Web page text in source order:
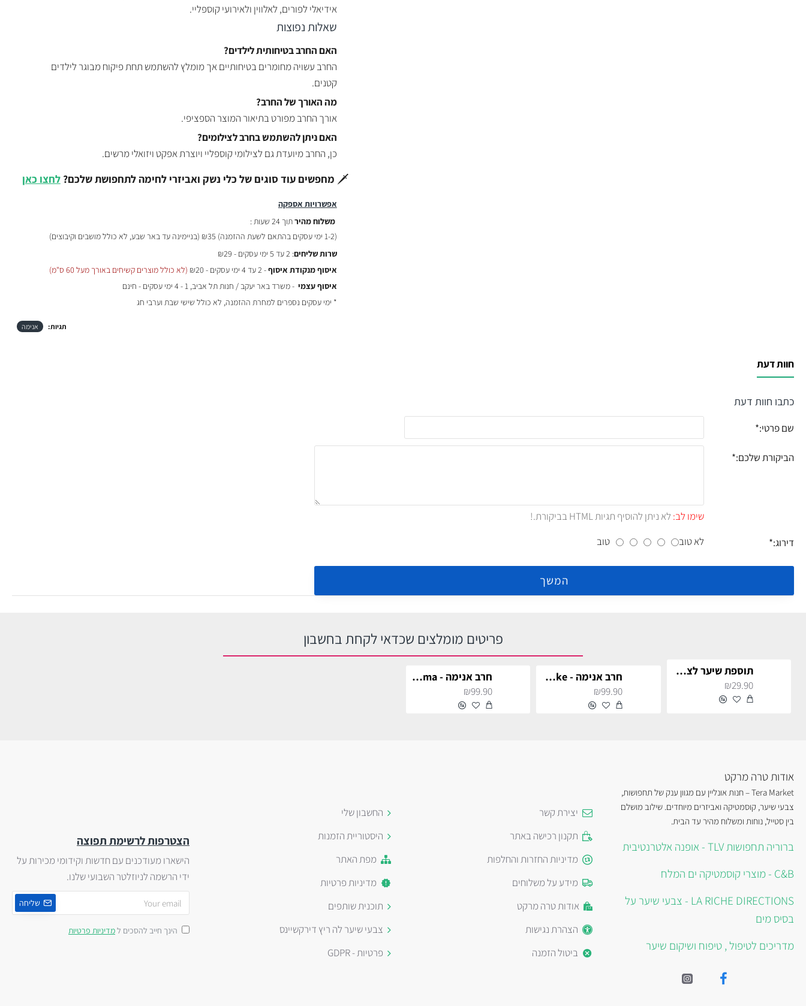
אפשרויות אספקה
משלוח מהירתוך 24 שעות :
(1-2 ימי עסקים בהתאם לשעת ההזמנה)
₪35 (בניימינה עד באר שבע, לא כולל מושבים וקיבוצים)
שרות שליחים: 2 עד 5 ימי עסקים - ₪29
איסוף מנקודת איסוף- 2 עד 4 ימי עסקים - ₪20
(לא כולל מוצרים קשיחים באורך מעל 60 ס"מ)
איסוף עצמי - משרד באר יעקב / חנות תל אביב, 1 - 4 ימי עסקים - חינם
* ימי עסקים נספרים למחרת ההזמנה, לא כולל שישי שבת וערבי חג
🗡️ מחפשים עוד סוגים של כלי נשק ואביזרי לחימה לתחפושת שלכם?לחצו כאן
אידיאלי לפורים, לאלווין ולאירועי קוספליי.
שאלות נפוצות
האם החרב בטיחותית לילדים?
החרב עשויה מחומרים בטיחותיים אך מומלץ להשתמש תחת פיקוח מבוגר לילדים
קטנים.
מה האורך של החרב?
אורך החרב מפורט בתיאור המוצר הספציפי.
האם ניתן להשתמש בחרב לצילומים?
כן, החרב מיועדת גם לצילומי קוספליי ויוצרת אפקט ויזואלי מרשים.
תגיות: אנימה
חוות דעת
כתבו חוות דעת
שם פרטי:
הביקורת שלכם:
שימו לב: לא ניתן להוסיף תגיות HTML בביקורת.!
דירוג:
לא טוב טוב
המשך
פריטים מומלצים שכדאי לקחת בחשבון
תוספת שיער לצמות - פוקסיה לתחפושת
₪29.90
חרב אנימה - Inosuke לתחפושת וקוספליי
₪99.90
חרב אנימה - Zenitsu Agatsuma לתחפושת וקוספליי
₪99.90
אודות טרה מרקט
Tera Market – חנות אונליין עם מגוון ענק של תחפושות,
צבעי שיער, קוסמטיקה ואביזרים מיוחדים. שילוב מושלם
בין סטייל, נוחות ומשלוח מהיר עד הבית.
ברוריה תחפושות TLV - אופנה אלטרנטיבית
C&B - מוצרי קוסמטיקה ים המלח
LA RICHE DIRECTIONS - צבעי שיער על
בסיס מים
מדריכים לטיפול , טיפוח ושיקום שיער
יצירת קשר
תקנון רכישה באתר
מדיניות החזרות והחלפות
מידע על משלוחים
אודות טרה מרקט
הצהרת נגישות
ביטול הזמנה
החשבון שלי
היסטוריית הזמנות
מפת האתר
מדיניות פרטיות
תוכנית שותפים
צבעי שיער לה ריץ דירקשיינס
פרטיות - GDPR
הצטרפות לרשימת תפוצה
הישארו מעודכנים עם חדשות וקידומי מכירות על
ידי הרשמה לניוזלטר השבועי שלנו.
שליחה
הינך חייב להסכים למדיניות פרטיות